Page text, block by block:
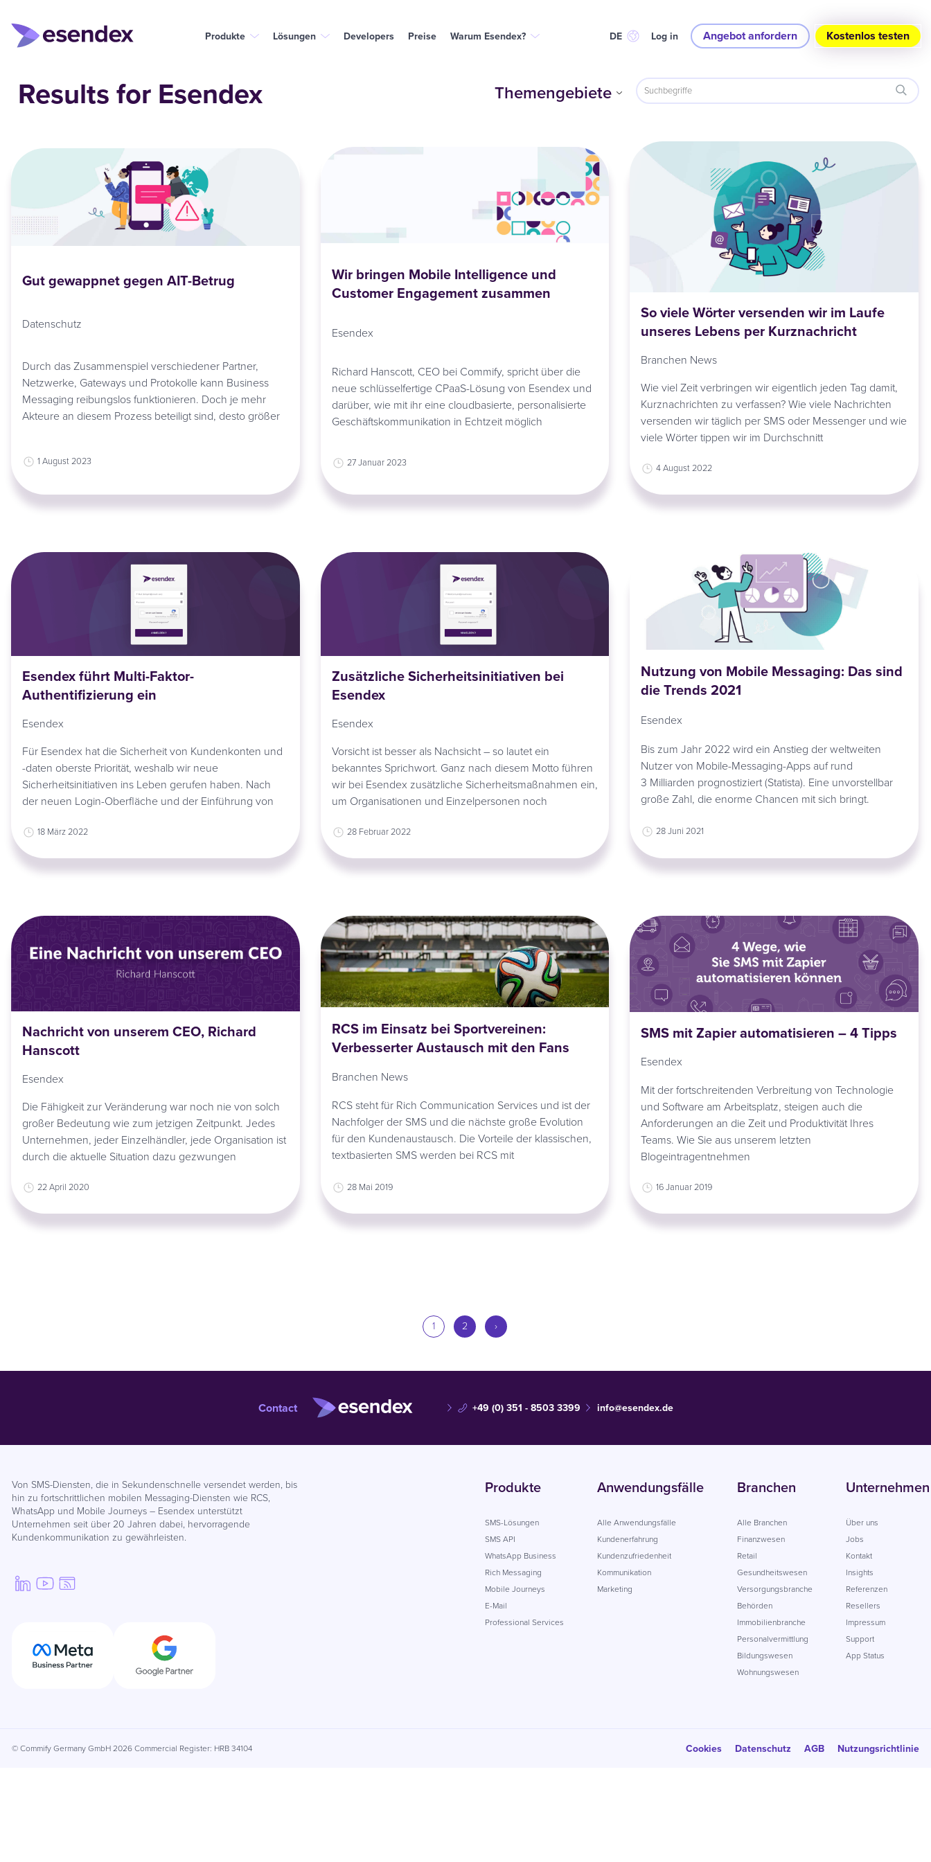
Produkte Lösungen Developers Preise Warum Esendex? DE Log in Angebot anfordern Kostenlos testen
Results for Esendex Themengebiete
Gut gewappnet gegen AIT-Betrug
Datenschutz
Durch das Zusammenspiel verschiedener Partner,
Netzwerke, Gateways und Protokolle kann Business
Messaging reibungslos funktionieren. Doch je mehr
Akteure an diesem Prozess beteiligt sind, desto größer
1 August 2023
Wir bringen Mobile Intelligence und
Customer Engagement zusammen
Esendex
Richard Hanscott, CEO bei Commify, spricht über die
neue schlüsselfertige CPaaS-Lösung von Esendex und
darüber, wie mit ihr eine cloudbasierte, personalisierte
Geschäftskommunikation in Echtzeit möglich
27 Januar 2023
So viele Wörter versenden wir im Laufe
unseres Lebens per Kurznachricht
Branchen News
Wie viel Zeit verbringen wir eigentlich jeden Tag damit,
Kurznachrichten zu verfassen? Wie viele Nachrichten
versenden wir täglich per SMS oder Messenger und wie
viele Wörter tippen wir im Durchschnitt
4 August 2022
Esendex führt Multi-Faktor-
Authentifizierung ein
Esendex
Für Esendex hat die Sicherheit von Kundenkonten und
-daten oberste Priorität, weshalb wir neue
Sicherheitsinitiativen ins Leben gerufen haben. Nach
der neuen Login-Oberfläche und der Einführung von
18 März 2022
Zusätzliche Sicherheitsinitiativen bei
Esendex
Esendex
Vorsicht ist besser als Nachsicht – so lautet ein
bekanntes Sprichwort. Ganz nach diesem Motto führen
wir bei Esendex zusätzliche Sicherheitsmaßnahmen ein,
um Organisationen und Einzelpersonen noch
28 Februar 2022
Nutzung von Mobile Messaging: Das sind
die Trends 2021
Esendex
Bis zum Jahr 2022 wird ein Anstieg der weltweiten
Nutzer von Mobile-Messaging-Apps auf rund
3 Milliarden prognostiziert (Statista). Eine unvorstellbar
große Zahl, die enorme Chancen mit sich bringt.
28 Juni 2021
Nachricht von unserem CEO, Richard
Hanscott
Esendex
Die Fähigkeit zur Veränderung war noch nie von solch
großer Bedeutung wie zum jetzigen Zeitpunkt. Jedes
Unternehmen, jeder Einzelhändler, jede Organisation ist
durch die aktuelle Situation dazu gezwungen
22 April 2020
RCS im Einsatz bei Sportvereinen:
Verbesserter Austausch mit den Fans
Branchen News
RCS steht für Rich Communication Services und ist der
Nachfolger der SMS und die nächste große Evolution
für den Kundenaustausch. Die Vorteile der klassischen,
textbasierten SMS werden bei RCS mit
28 Mai 2019
SMS mit Zapier automatisieren – 4 Tipps
Esendex
Mit der fortschreitenden Verbreitung von Technologie
und Software am Arbeitsplatz, steigen auch die
Anforderungen an die Zeit und Produktivität Ihres
Teams. Wie Sie aus unserem letzten
Blogeintragentnehmen
16 Januar 2019
1 2 ›
Contact +49 (0) 351 - 8503 3399 info@esendex.de
Von SMS-Diensten, die in Sekundenschnelle versendet werden, bis
hin zu fortschrittlichen mobilen Messaging-Diensten wie RCS,
WhatsApp und Mobile Journeys – Esendex unterstützt
Unternehmen seit über 20 Jahren dabei, hervorragende
Kundenkommunikation zu gewährleisten.
Produkte
SMS-Lösungen
SMS API
WhatsApp Business
Rich Messaging
Mobile Journeys
E-Mail
Professional Services
Anwendungsfälle
Alle Anwendungsfälle
Kundenerfahrung
Kundenzufriedenheit
Kommunikation
Marketing
Branchen
Alle Branchen
Finanzwesen
Retail
Gesundheitswesen
Versorgungsbranche
Behörden
Immobilienbranche
Personalvermittlung
Bildungswesen
Wohnungswesen
Unternehmen
Über uns
Jobs
Kontakt
Insights
Referenzen
Resellers
Impressum
Support
App Status
© Commify Germany GmbH 2026 Commercial Register: HRB 34104 Cookies Datenschutz AGB Nutzungsrichtlinie